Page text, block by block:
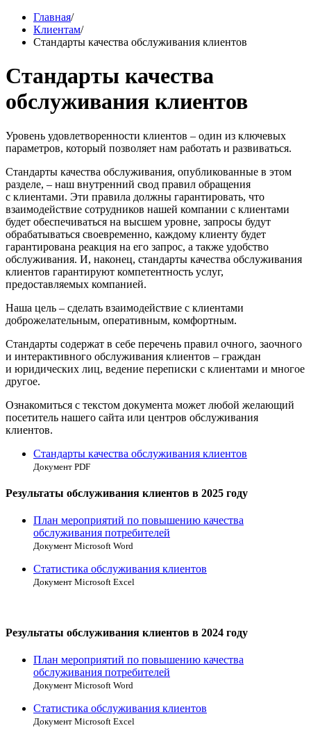
Главная/
Клиентам/
Стандарты качества обслуживания клиентов
Стандарты качества
обслуживания клиентов
Уровень удовлетворенности клиентов – один из ключевых
параметров, который позволяет нам работать и развиваться.
Стандарты качества обслуживания, опубликованные в этом
разделе, – наш внутренний свод правил обращения
с клиентами. Эти правила должны гарантировать, что
взаимодействие сотрудников нашей компании с клиентами
будет обеспечиваться на высшем уровне, запросы будут
обрабатываться своевременно, каждому клиенту будет
гарантирована реакция на его запрос, а также удобство
обслуживания. И, наконец, стандарты качества обслуживания
клиентов гарантируют компетентность услуг,
предоставляемых компанией.
Наша цель – сделать взаимодействие с клиентами
доброжелательным, оперативным, комфортным.
Стандарты содержат в себе перечень правил очного, заочного
и интерактивного обслуживания клиентов – граждан
и юридических лиц, ведение переписки с клиентами и многое
другое.
Ознакомиться с текстом документа может любой желающий
посетитель нашего сайта или центров обслуживания
клиентов.
Стандарты качества обслуживания клиентов
Документ PDF
Результаты обслуживания клиентов в 2025 году
План мероприятий по повышению качества
обслуживания потребителей
Документ Microsoft Word
Статистика обслуживания клиентов
Документ Microsoft Excel
Результаты обслуживания клиентов в 2024 году
План мероприятий по повышению качества
обслуживания потребителей
Документ Microsoft Word
Статистика обслуживания клиентов
Документ Microsoft Excel